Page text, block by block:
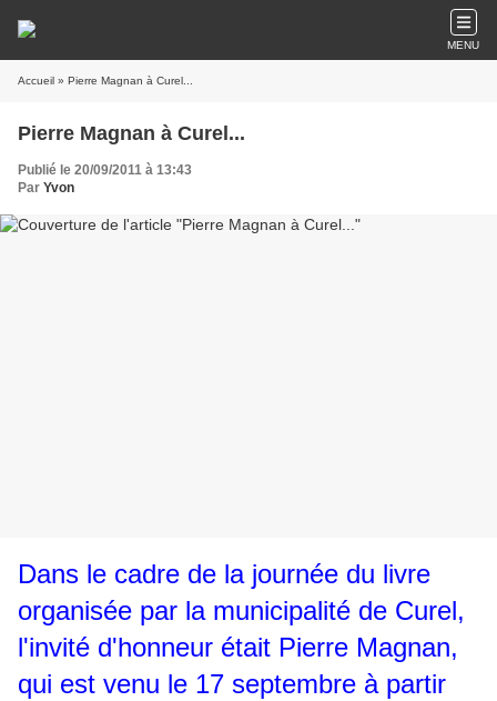
MENU
Accueil » Pierre Magnan à Curel...
Pierre Magnan à Curel...
Publié le 20/09/2011 à 13:43
Par Yvon
Dans le cadre de la journée du livre
organisée par la municipalité de Curel,
l'invité d'honneur était Pierre Magnan,
qui est venu le 17 septembre à partir